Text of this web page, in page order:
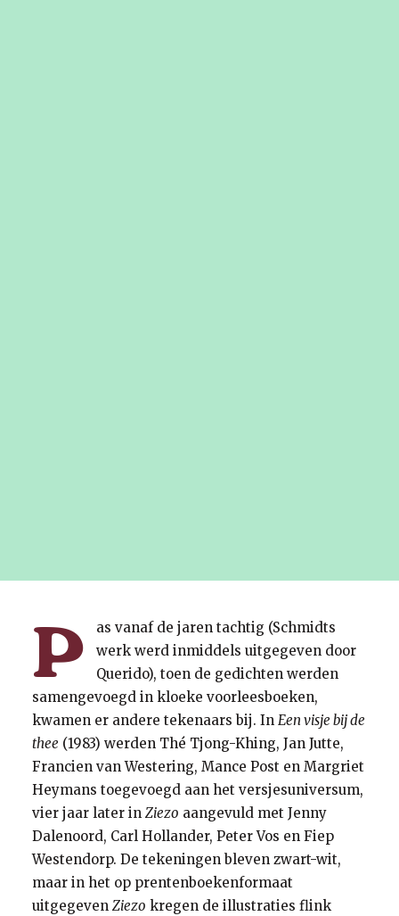
P
as vanaf de jaren tachtig (Schmidts
werk werd inmiddels uitgegeven door
Querido), toen de gedichten werden
samengevoegd in kloeke voorleesboeken,
kwamen er andere tekenaars bij. In Een visje bij de
thee (1983) werden Thé Tjong-Khing, Jan Jutte,
Francien van Westering, Mance Post en Margriet
Heymans toegevoegd aan het versjesuniversum,
vier jaar later in Ziezo aangevuld met Jenny
Dalenoord, Carl Hollander, Peter Vos en Fiep
Westendorp. De tekeningen bleven zwart-wit,
maar in het op prentenboekenformaat
uitgegeven Ziezo kregen de illustraties flink